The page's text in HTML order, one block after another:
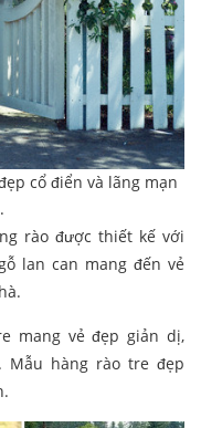
cổ điển và lãng mạn
rào được thiết kế với
lan can mang đến vẻ
mang vẻ đẹp giản dị,
Mẫu hàng rào tre đẹp